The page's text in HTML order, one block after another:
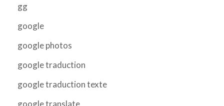
gg
google
google photos
google traduction
google traduction texte
google translate